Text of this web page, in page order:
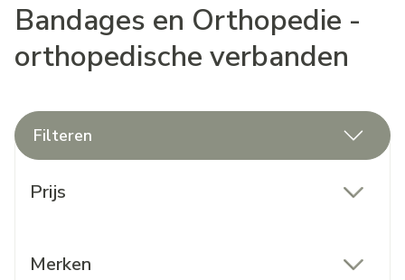
Bandages en Orthopedie -
orthopedische verbanden
Filteren
Prijs
Merken